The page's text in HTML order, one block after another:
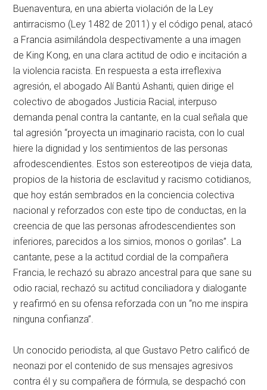
Buenaventura, en una abierta violación de la Ley
antirracismo (Ley 1482 de 2011) y el código penal, atacó
a Francia asimilándola despectivamente a una imagen
de King Kong, en una clara actitud de odio e incitación a
la violencia racista. En respuesta a esta irreflexiva
agresión, el abogado Alí Bantú Ashanti, quien dirige el
colectivo de abogados Justicia Racial, interpuso
demanda penal contra la cantante, en la cual señala que
tal agresión “proyecta un imaginario racista, con lo cual
hiere la dignidad y los sentimientos de las personas
afrodescendientes. Estos son estereotipos de vieja data,
propios de la historia de esclavitud y racismo cotidianos,
que hoy están sembrados en la conciencia colectiva
nacional y reforzados con este tipo de conductas, en la
creencia de que las personas afrodescendientes son
inferiores, parecidos a los simios, monos o gorilas”. La
cantante, pese a la actitud cordial de la compañera
Francia, le rechazó su abrazo ancestral para que sane su
odio racial, rechazó su actitud conciliadora y dialogante
y reafirmó en su ofensa reforzada con un “no me inspira
ninguna confianza”.
Un conocido periodista, al que Gustavo Petro calificó de
neonazi por el contenido de sus mensajes agresivos
contra él y su compañera de fórmula, se despachó con